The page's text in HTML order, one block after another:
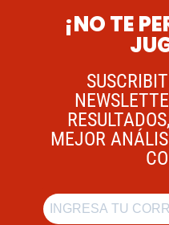
¡NO TE
MEJOR